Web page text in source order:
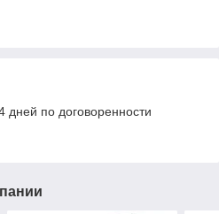
дней по договоренности